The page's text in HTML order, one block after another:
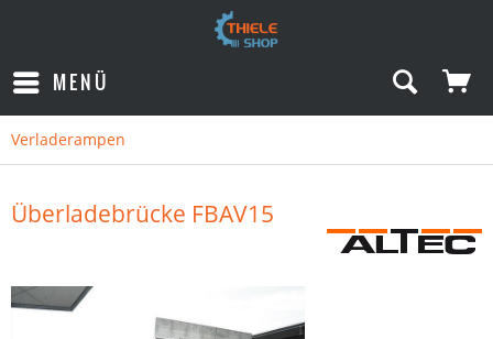
MENÜ
Verladerampen
Überladebrücke FBAV15